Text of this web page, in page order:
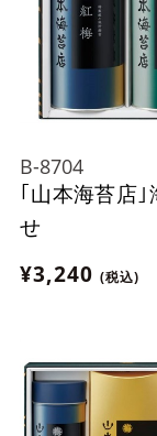
B-8704
｢山本海苔店｣
せ
¥3,240 (税込)